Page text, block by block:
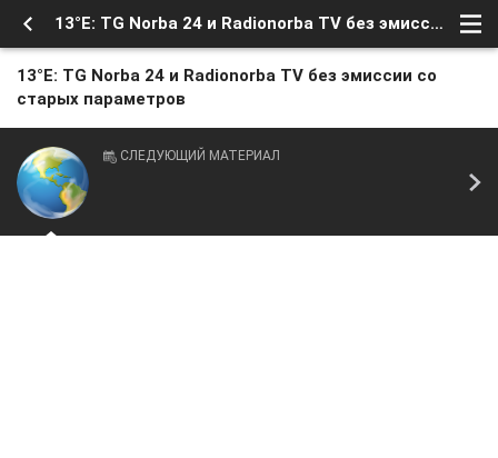
13°E: TG Norba 24 и Radionorba TV без эмиссии со старых параметров
13°E: TG Norba 24 и Radionorba TV без эмиссии со
старых параметров
СЛЕДУЮЩИЙ МАТЕРИАЛ